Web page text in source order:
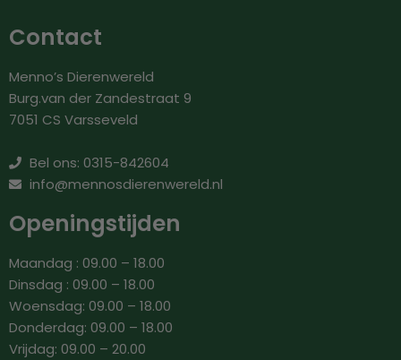
Contact
Menno’s Dierenwereld
Burg.van der Zandestraat 9
7051 CS Varsseveld
Bel ons: 0315-842604
info@mennosdierenwereld.nl
Openingstijden
Maandag : 09.00 – 18.00
Dinsdag : 09.00 – 18.00
Woensdag: 09.00 – 18.00
Donderdag: 09.00 – 18.00
Vrijdag: 09.00 – 20.00